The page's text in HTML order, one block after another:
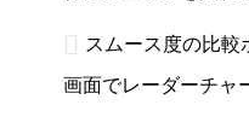
スムース度の比
画面でレーダーチャ